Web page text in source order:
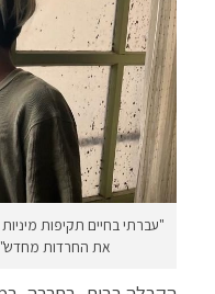
"עברתי בחיים תקיפות
את החרדות מחדש".